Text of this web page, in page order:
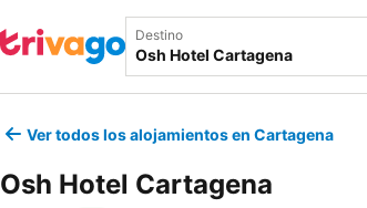
Destino
Ver todos los alojamientos en Cartagena
Osh Hotel Cartagena